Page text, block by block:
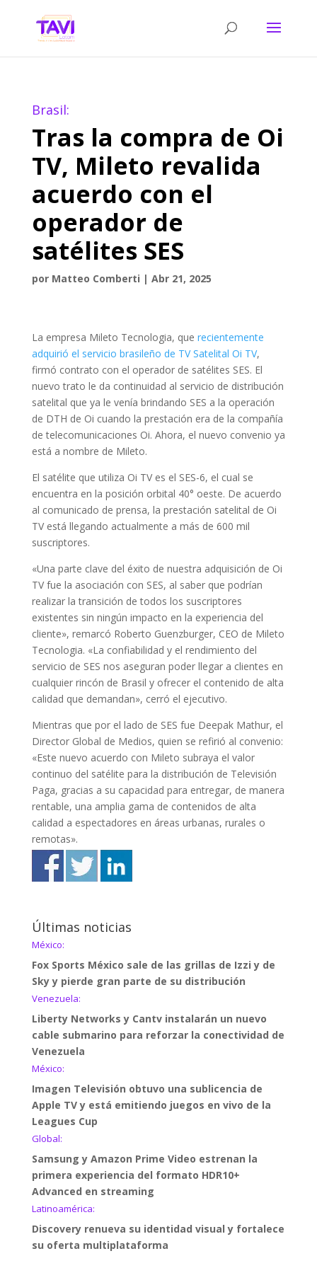
Brasil:
Tras la compra de Oi
TV, Mileto revalida
acuerdo con el
operador de
satélites SES
por Matteo Comberti | Abr 21, 2025
La empresa Mileto Tecnologia, que recientemente
adquirió el servicio brasileño de TV Satelital Oi TV,
firmó contrato con el operador de satélites SES. El
nuevo trato le da continuidad al servicio de distribución
satelital que ya le venía brindando SES a la operación
de DTH de Oi cuando la prestación era de la compañía
de telecomunicaciones Oi. Ahora, el nuevo convenio ya
está a nombre de Mileto.
El satélite que utiliza Oi TV es el SES-6, el cual se
encuentra en la posición orbital 40° oeste. De acuerdo
al comunicado de prensa, la prestación satelital de Oi
TV está llegando actualmente a más de 600 mil
suscriptores.
«Una parte clave del éxito de nuestra adquisición de Oi
TV fue la asociación con SES, al saber que podrían
realizar la transición de todos los suscriptores
existentes sin ningún impacto en la experiencia del
cliente», remarcó Roberto Guenzburger, CEO de Mileto
Tecnologia. «La confiabilidad y el rendimiento del
servicio de SES nos aseguran poder llegar a clientes en
cualquier rincón de Brasil y ofrecer el contenido de alta
calidad que demandan», cerró el ejecutivo.
Mientras que por el lado de SES fue Deepak Mathur, el
Director Global de Medios, quien se refirió al convenio:
«Este nuevo acuerdo con Mileto subraya el valor
continuo del satélite para la distribución de Televisión
Paga, gracias a su capacidad para entregar, de manera
rentable, una amplia gama de contenidos de alta
calidad a espectadores en áreas urbanas, rurales o
remotas».
Últimas noticias
México:
Fox Sports México sale de las grillas de Izzi y de
Sky y pierde gran parte de su distribución
Venezuela:
Liberty Networks y Cantv instalarán un nuevo
cable submarino para reforzar la conectividad de
Venezuela
México:
Imagen Televisión obtuvo una sublicencia de
Apple TV y está emitiendo juegos en vivo de la
Leagues Cup
Global:
Samsung y Amazon Prime Video estrenan la
primera experiencia del formato HDR10+
Advanced en streaming
Latinoamérica:
Discovery renueva su identidad visual y fortalece
su oferta multiplataforma